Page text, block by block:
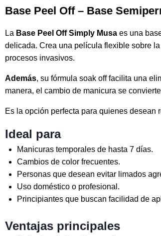
Base Peel Off – Base
La Base Peel Off Simply Musa es una
delicada. Crea una película flexible sobre
procesos invasivos.
Además, su fórmula soak off facilita una
manera, el cambio de manicura se
Es la opción perfecta para quienes desean
Ideal para
Manicuras temporales de hasta 7 días.
Cambios de color frecuentes.
Personas que desean evitar limados
Uso doméstico o profesional.
Principiantes que buscan facilidad de
Ventajas principales